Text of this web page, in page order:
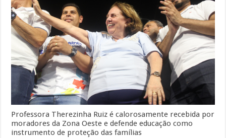
Professora Therezinha Ruiz é calorosamente recebida por
moradores da Zona Oeste e defende educação como
instrumento de proteção das famílias